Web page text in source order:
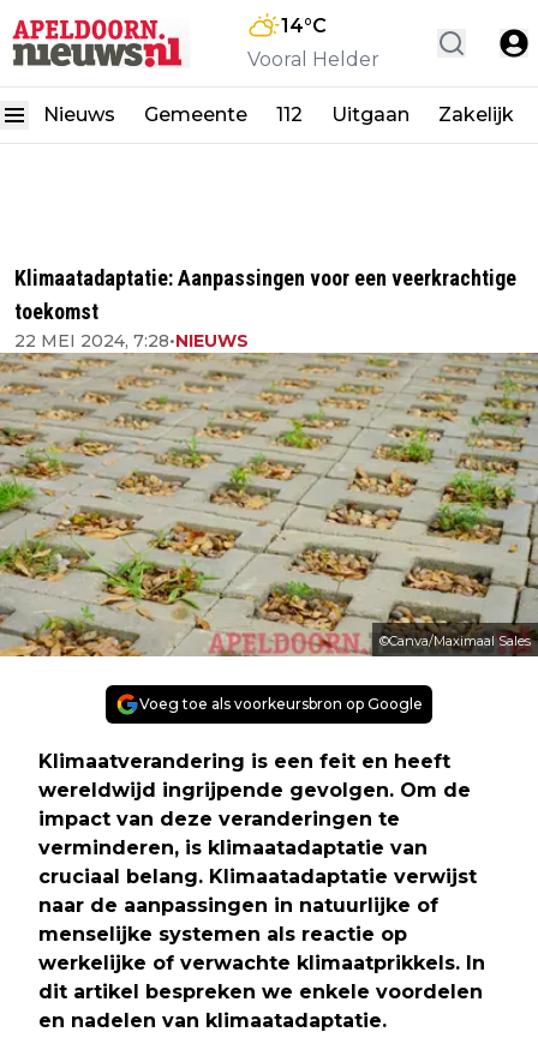
14°C
Vooral Helder
Nieuws Gemeente 112 Uitgaan Zakelijk
Klimaatadaptatie: Aanpassingen voor een veerkrachtige
toekomst
22 MEI 2024, 7:28•NIEUWS
©Canva/Maximaal Sales
Voeg toe als voorkeursbron op Google
Klimaatverandering is een feit en heeft
wereldwijd ingrijpende gevolgen. Om de
impact van deze veranderingen te
verminderen, is klimaatadaptatie van
cruciaal belang. Klimaatadaptatie verwijst
naar de aanpassingen in natuurlijke of
menselijke systemen als reactie op
werkelijke of verwachte klimaatprikkels. In
dit artikel bespreken we enkele voordelen
en nadelen van klimaatadaptatie.